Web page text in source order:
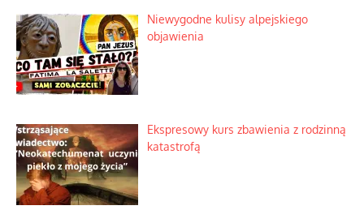
Niewygodne kulisy alpejskiego
objawienia
Ekspresowy kurs zbawienia z rodzinną
katastrofą